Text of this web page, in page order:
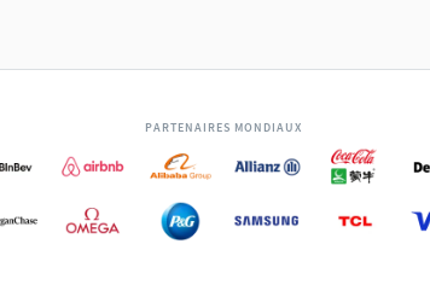
PARTENAIRES MONDIAUX